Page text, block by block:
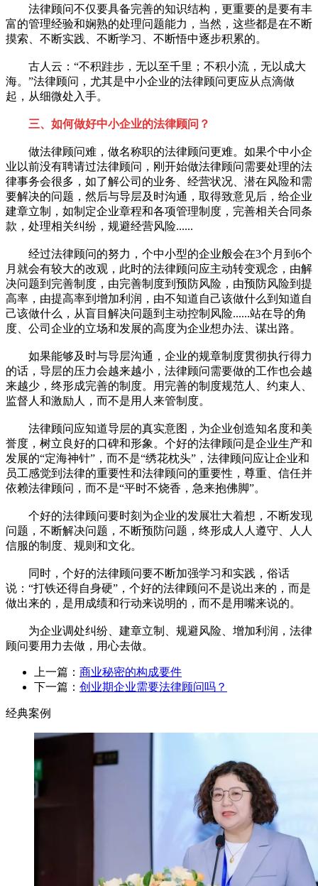
法律顾问不仅要具备完善的知识结构，更重要的是要有丰
富的管理经验和娴熟的处理问题能力，当然，这些都是在不断
摸索、不断实践、不断学习、不断悟中逐步积累的。
古人云：“不积跬步，无以至千里；不积小流，无以成大
海。”法律顾问，尤其是中小企业的法律顾问更应从点滴做
起，从细微处入手。
三、如何做好中小企业的法律顾问？
做法律顾问难，做名称职的法律顾问更难。如果个中小企
业以前没有聘请过法律顾问，刚开始做法律顾问需要处理的法
律事务会很多，如了解公司的业务、经营状况、潜在风险和需
要解决的问题，然后与导层及时沟通，取得致意见后，给企业
建章立制，如制定企业章程和各项管理制度，完善相关合同条
款，处理相关纠纷，规避经营风险......
经过法律顾问的努力，个中小型的企业般会在3个月到6个
月就会有较大的改观，此时的法律顾问应主动转变观念，由解
决问题到完善制度，由完善制度到预防风险，由预防风险到提
高率，由提高率到增加利润，由不知道自己该做什么到知道自
己该做什么，从盲目解决问题到主动控制风险......站在导的角
度、公司企业的立场和发展的高度为企业想办法、谋出路。
如果能够及时与导层沟通，企业的规章制度贯彻执行得力
的话，导层的压力会越来越小，法律顾问需要做的工作也会越
来越少，终形成完善的制度。用完善的制度规范人、约束人、
监督人和激励人，而不是用人来管制度。
法律顾问应知道导层的真实意图，为企业创造知名度和美
誉度，树立良好的口碑和形象。个好的法律顾问是企业生产和
发展的“定海神针”，而不是“绣花枕头”，法律顾问应让企业和
员工感觉到法律的重要性和法律顾问的重要性，尊重、信任并
依赖法律顾问，而不是“平时不烧香，急来抱佛脚”。
个好的法律顾问要时刻为企业的发展壮大着想，不断发现
问题，不断解决问题，不断预防问题，终形成人人遵守、人人
信服的制度、规则和文化。
同时，个好的法律顾问要不断加强学习和实践，俗话
说：“打铁还得自身硬”，个好的法律顾问不是说出来的，而是
做出来的，是用成绩和行动来说明的，而不是用嘴来说的。
为企业调处纠纷、建章立制、规避风险、增加利润，法律
顾问要用力去做，用心去做。
上一篇： 商业秘密的构成要件
下一篇： 创业期企业需要法律顾问吗？
经典案例